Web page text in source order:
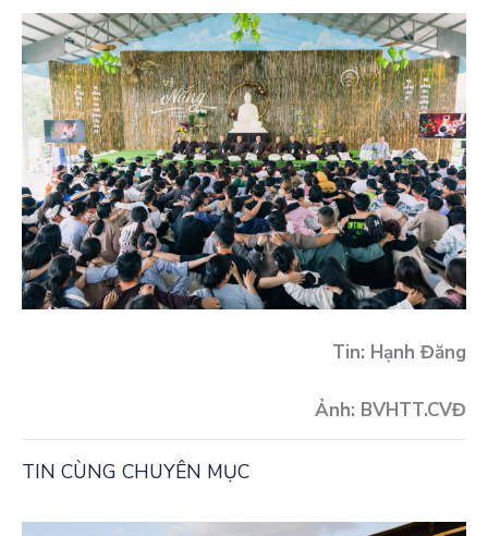
Tin: Hạnh Đăng
Ảnh: BVHTT.CVĐ
TIN CÙNG CHUYÊN MỤC